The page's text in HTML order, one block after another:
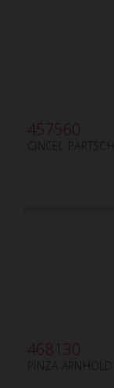
457560
CINCEL
468130
PINZA